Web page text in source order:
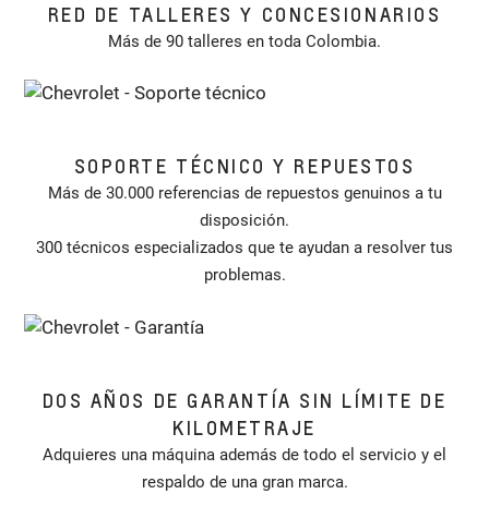
RED DE TALLERES Y CONCESIONARIOS
Más de 90 talleres en toda Colombia.
SOPORTE TÉCNICO Y REPUESTOS
Más de 30.000 referencias de repuestos genuinos a tu
disposición.
300 técnicos especializados que te ayudan a resolver tus
problemas.
DOS AÑOS DE GARANTÍA SIN LÍMITE DE
KILOMETRAJE
Adquieres una máquina además de todo el servicio y el
respaldo de una gran marca.